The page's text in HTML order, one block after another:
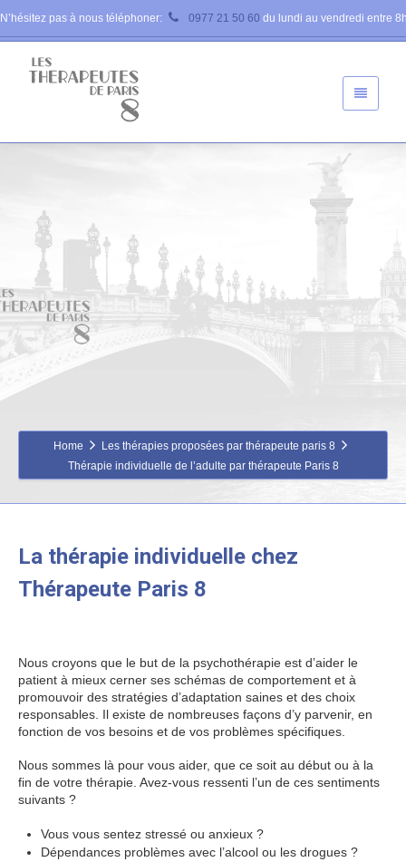
N’hésitez pas à nous téléphoner: 0977 21 50 60 du lundi au vendredi entre
Home
Les thérapies proposées par thérapeute paris 8
Thérapie individuelle de l’adulte par thérapeute Paris 8
La thérapie individuelle chez
Thérapeute Paris 8
Nous croyons que le but de la psychothérapie est d’aider le
patient à mieux cerner ses schémas de comportement et à
promouvoir des stratégies d’adaptation saines et des choix
responsables. Il existe de nombreuses façons d’y parvenir, en
fonction de vos besoins et de vos problèmes spécifiques.
Nous sommes là pour vous aider, que ce soit au début ou à la
fin de votre thérapie. Avez-vous ressenti l’un de ces sentiments
suivants ?
Vous vous sentez stressé ou anxieux ?
Dépendances problèmes avec l’alcool ou les drogues ?